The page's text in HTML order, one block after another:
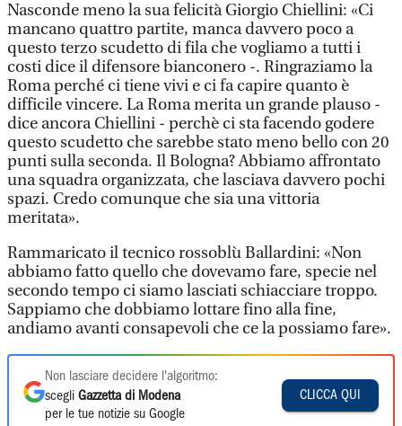
Nasconde meno la sua felicità Giorgio Chiellini: «Ci
mancano quattro partite, manca davvero poco a
questo terzo scudetto di fila che vogliamo a tutti i
costi dice il difensore bianconero -. Ringraziamo la
Roma perché ci tiene vivi e ci fa capire quanto è
difficile vincere. La Roma merita un grande plauso -
dice ancora Chiellini - perchè ci sta facendo godere
questo scudetto che sarebbe stato meno bello con 20
punti sulla seconda. Il Bologna? Abbiamo affrontato
una squadra organizzata, che lasciava davvero pochi
spazi. Credo comunque che sia una vittoria
meritata».
Rammaricato il tecnico rossoblù Ballardini: «Non
abbiamo fatto quello che dovevamo fare, specie nel
secondo tempo ci siamo lasciati schiacciare troppo.
Sappiamo che dobbiamo lottare fino alla fine,
andiamo avanti consapevoli che ce la possiamo fare».
Non lasciare decidere l'algoritmo:
scegli Gazzetta di Modena
per le tue notizie su Google
CLICCA QUI